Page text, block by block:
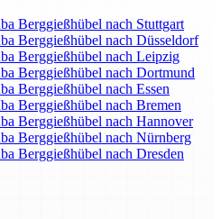
Berggießhübel nach Stuttgart
Berggießhübel nach Düsseldorf
Berggießhübel nach Leipzig
Berggießhübel nach Dortmund
Berggießhübel nach Essen
Berggießhübel nach Bremen
Berggießhübel nach Hannover
Berggießhübel nach Nürnberg
Berggießhübel nach Dresden